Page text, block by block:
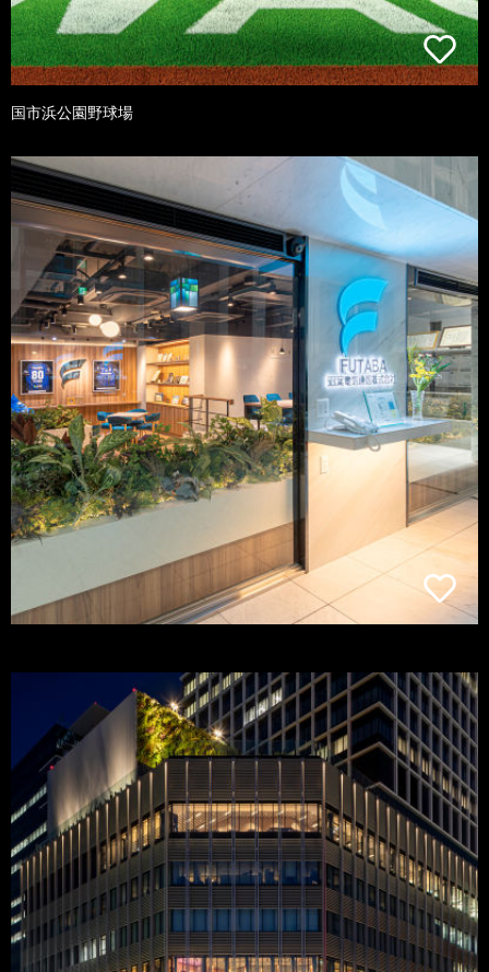
国市浜公園野球場